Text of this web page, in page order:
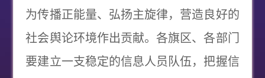
为传播正能量、弘扬主旋律，营造良好的
社会舆论环境作出贡献。各旗区、各部门
要建立一支稳定的信息人员队伍，把握信